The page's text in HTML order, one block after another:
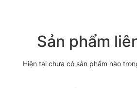
Sản phẩm
Hiện tại chưa có sản phẩm nào